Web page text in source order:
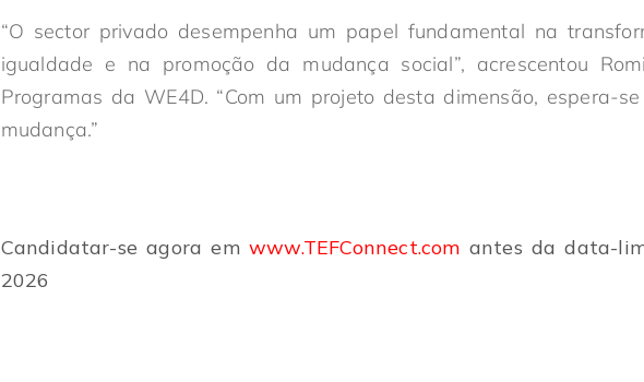
“O sector privado desempenha um papel fundamental na
igualdade e na promoção da mudança social”, acrescentou
Programas da WE4D. “Com um projeto desta dimensão, espera-
mudança.”
Candidatar-se agora em www.TEFConnect.com antes da data-
2026